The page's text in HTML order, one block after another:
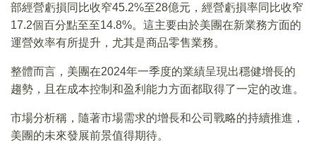
部經營虧損同比收窄45.2%至28億元，經營虧損率同比收窄
17.2個百分點至至14.8%。這主要由於美團在新業務方面的
運營效率有所提升，尤其是商品零售業務。
整體而言，美團在2024年一季度的業績呈現出穩健增長的
趨勢，且在成本控制和盈利能力方面都取得了一定的改進。
市場分析稱，隨著市場需求的增長和公司戰略的持續推進，
美團的未來發展前景值得期待。